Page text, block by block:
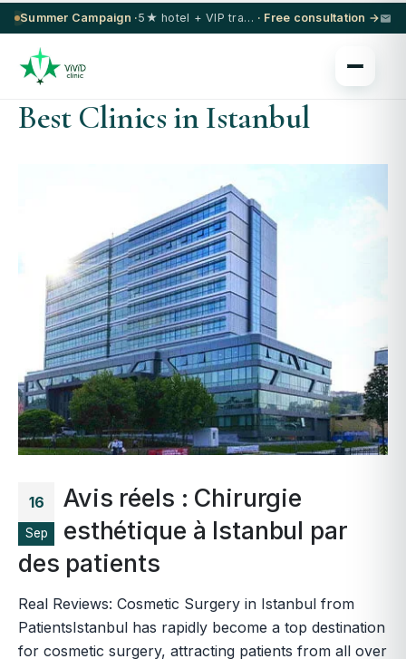
Summer Campaign · 5★ hotel + VIP transfer on select procedures · Free consultation →
Best Clinics in Istanbul
16
Sep
Avis réels : Chirurgie
esthétique à Istanbul par
des patients
Real Reviews: Cosmetic Surgery in Istanbul from
PatientsIstanbul has rapidly become a top destination
for cosmetic surgery, attracting patients from all over